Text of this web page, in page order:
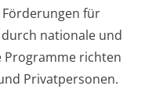
für
nationale und
Programme richten
Privatpersonen.